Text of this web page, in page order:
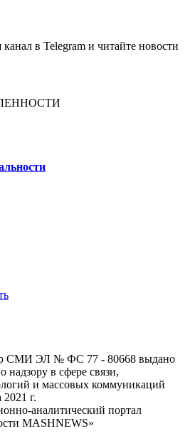
в Telegram и читайте новости
СМИ ЭЛ № ФС 77 - 80668 выдано
в сфере связи,
и массовых коммуникаций
г.
аналитический портал
MASHNEWS»